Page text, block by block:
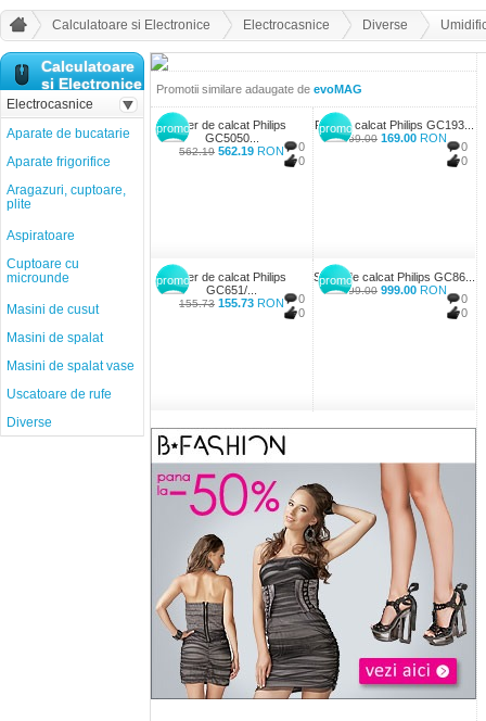
Calculatoare si Electronice Electrocasnice Diverse
Promotii similare adaugate de evoMAG
promo
0
0
Fier de calcat Philips
GC5050...
562.19 562.19 RON
promo
0
0
Fier de calcat Philips GC193...
169.00 169.00 RON
promo
0
0
Fier de calcat Philips
GC651/...
155.73 155.73 RON
promo
0
0
Statie de calcat Philips GC86...
999.00 999.00 RON
Calculatoare
si Electronice
Electrocasnice
Aparate de bucatarie
Aparate frigorifice
Aragazuri, cuptoare,
plite
Aspiratoare
Cuptoare cu
microunde
Masini de cusut
Masini de spalat
Masini de spalat vase
Uscatoare de rufe
Diverse